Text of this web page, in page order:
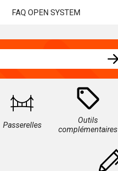
FAQ OPEN SYSTEM
Passerelles
Outils
complémentaires